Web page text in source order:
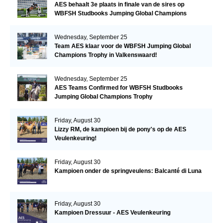
AES behaalt 3e plaats in finale van de sires op
WBFSH Studbooks Jumping Global Champions
Wednesday, September 25
Team AES klaar voor de WBFSH Jumping Global
Champions Trophy in Valkenswaard!
Wednesday, September 25
AES Teams Confirmed for WBFSH Studbooks
Jumping Global Champions Trophy
Friday, August 30
Lizzy RM, de kampioen bij de pony's op de AES
Veulenkeuring!
Friday, August 30
Kampioen onder de springveulens: Balcanté di Luna
Friday, August 30
Kampioen Dressuur - AES Veulenkeuring